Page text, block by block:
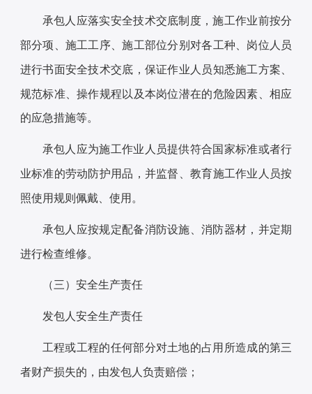
承包人应落实安全技术交底制度，施工作业前按分
部分项、施工工序、施工部位分别对各工种、岗位人员
进行书面安全技术交底，保证作业人员知悉施工方案、
规范标准、操作规程以及本岗位潜在的危险因素、相应
的应急措施等。
承包人应为施工作业人员提供符合国家标准或者行
业标准的劳动防护用品，并监督、教育施工作业人员按
照使用规则佩戴、使用。
承包人应按规定配备消防设施、消防器材，并定期
进行检查维修。
（三）安全生产责任
发包人安全生产责任
工程或工程的任何部分对土地的占用所造成的第三
者财产损失的，由发包人负责赔偿；